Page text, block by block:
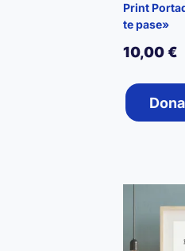
Print
te pase»
10,00€